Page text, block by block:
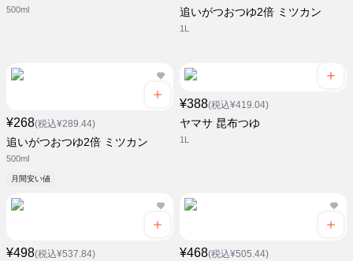
500ml 追いがつおつゆ2倍 ミツカン
1L
¥268(税込¥289.44)
追いがつおつゆ2倍 ミツカン
500ml
月間安い値
¥388(税込¥419.04)
ヤマサ 昆布つゆ
1L
¥498(税込¥537.84) ¥468(税込¥505.44)